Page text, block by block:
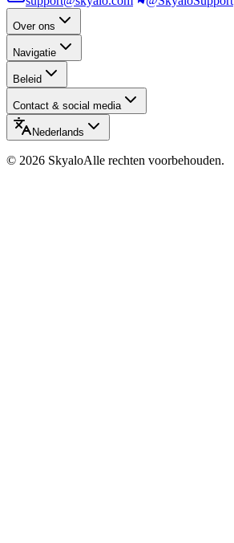
Over ons
Navigatie
Beleid
Contact & social media
Nederlands
© 2026 SkyaloAlle rechten voorbehouden.